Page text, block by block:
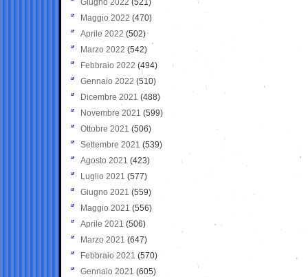
Giugno 2022 (521)
Maggio 2022 (470)
Aprile 2022 (502)
Marzo 2022 (542)
Febbraio 2022 (494)
Gennaio 2022 (510)
Dicembre 2021 (488)
Novembre 2021 (599)
Ottobre 2021 (506)
Settembre 2021 (539)
Agosto 2021 (423)
Luglio 2021 (577)
Giugno 2021(559)
Maggio 2021 (556)
Aprile 2021 (506)
Marzo 2021 (647)
Febbraio 2021 (570)
Gennaio 2021 (605)